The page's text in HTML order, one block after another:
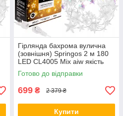
Гірлянда бахрома вулична
(зовнішня) Springos 2 м 180
LED CL4005 Mix aiw якість
Готово до відправки
699 ₴ 2 379 ₴
Купити